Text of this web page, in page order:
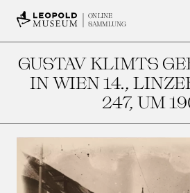
ONLINE
SAMMLUNG
GUSTAV KLIMTS
IN WIEN 14.,
47 , UM